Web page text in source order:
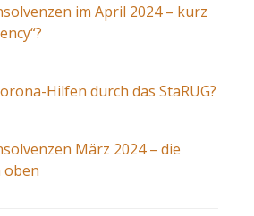
im April 2024 – kurz
Hilfen durch das StaRUG?
März 2024 – die
oben